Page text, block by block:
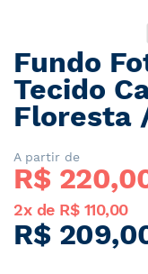
Saltar
para
o
início
Galeria
de
imagens
Fundo
Tecido
Floresta
A partir de
R$
2x de R$ 110,00
R$